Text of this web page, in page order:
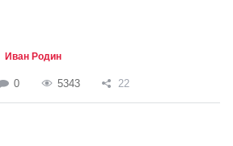
Иван Родин
0 5343 22